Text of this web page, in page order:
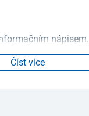
nápisem.
Číst více